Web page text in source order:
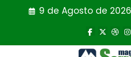
9 de Agosto de 2026